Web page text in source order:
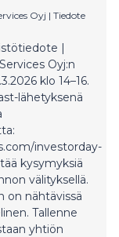
Oyj | Tiedote
|
Oyj:n
klo 14–16.
lähetyksenä
investorday-
kysymyksiä
välityksellä.
on nähtävissä
Tallenne
yhtiön